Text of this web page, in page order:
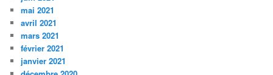
mai 2021
avril 2021
mars 2021
février 2021
janvier 2021